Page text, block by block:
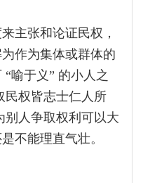
主张和论证民权，
作为集体或群体的
喻于义” 的小人之
民权皆志士仁人所
别人争取权利可以大
不能理直气壮。